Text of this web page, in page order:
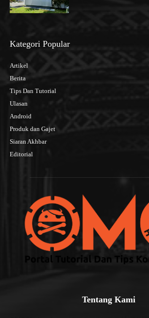
Kategori Popular
Artikel
Berita
Tips Dan Tutorial
Ulasan
Android
Produk dan Gajet
Siaran Akhbar
Editorial
Tentang Kami